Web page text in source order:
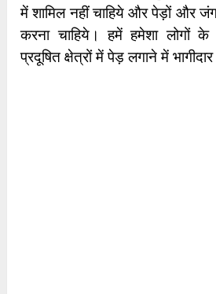
में शामिल नहीं चाहिये और पेड़ों और
करना चाहिये। हमें हमेशा लोगों
प्रदूषित क्षेत्रों में पेड़ लगाने में